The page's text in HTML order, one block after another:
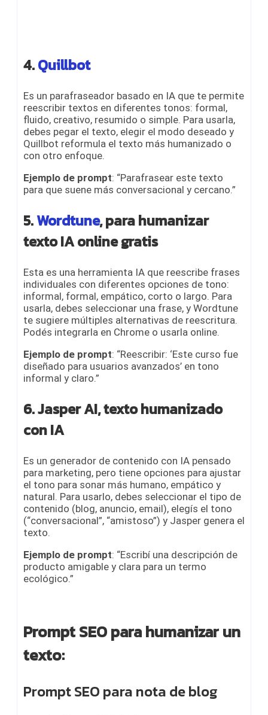
4.Quillbot
Es un parafraseador basado en IA que te permite
reescribir textos en diferentes tonos: formal,
fluido, creativo, resumido o simple. Para usarla,
debes pegar el texto, elegir el modo deseado y
Quillbot reformula el texto más humanizado o
con otro enfoque.
Ejemplo de prompt: “Parafrasear este texto
para que suene más conversacional y cercano.”
5.Wordtune, para humanizar
texto IA online gratis
Esta es una herramienta IA que reescribe frases
individuales con diferentes opciones de tono:
informal, formal, empático, corto o largo. Para
usarla, debes seleccionar una frase, y Wordtune
te sugiere múltiples alternativas de reescritura.
Podés integrarla en Chrome o usarla online.
Ejemplo de prompt: “Reescribir: ‘Este curso fue
diseñado para usuarios avanzados’ en tono
informal y claro.”
6. Jasper AI, texto humanizado
con IA
Es un generador de contenido con IA pensado
para marketing, pero tiene opciones para ajustar
el tono para sonar más humano, empático y
natural. Para usarlo, debes seleccionar el tipo de
contenido (blog, anuncio, email), elegís el tono
(“conversacional”, “amistoso”) y Jasper genera el
texto.
Ejemplo de prompt: “Escribí una descripción de
producto amigable y clara para un termo
ecológico.”
Prompt SEO para humanizar un
texto:
Prompt SEO para nota de blog